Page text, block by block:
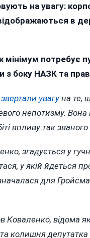
на увагу:
в
мінімум потребує
з боку НАЗК та
увагуна те,
непотизму.
впливу так
згадується у
у якій йдеться
для
Коваленко, відома
колишня депутатка